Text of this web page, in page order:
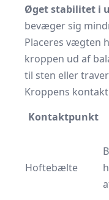
Øget stabilitet i
bevæger sig
Placeres vægten
kroppen ud af
til sten eller
Kroppens
Kontaktpunkt
Hoftebælte